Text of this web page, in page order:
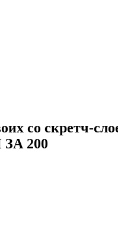
со скретч-
200